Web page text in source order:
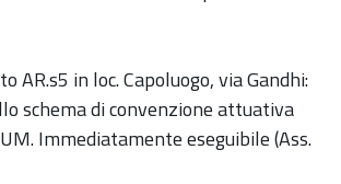
in loc. Capoluogo, via Gandhi:
schema di convenzione attuativa
Immediatamente eseguibile (Ass.